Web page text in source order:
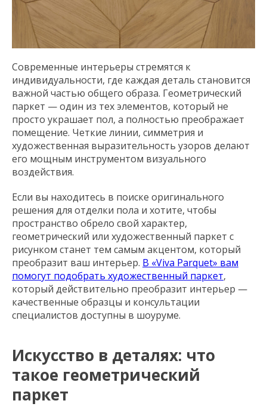
Современные интерьеры стремятся к
индивидуальности, где каждая деталь становится
важной частью общего образа. Геометрический
паркет — один из тех элементов, который не
просто украшает пол, а полностью преображает
помещение. Четкие линии, симметрия и
художественная выразительность узоров делают
его мощным инструментом визуального
воздействия.
Если вы находитесь в поиске оригинального
решения для отделки пола и хотите, чтобы
пространство обрело свой характер,
геометрический или художественный паркет с
рисунком станет тем самым акцентом, который
преобразит ваш интерьер. В «Viva Parquet» вам
помогут подобрать художественный паркет,
который действительно преобразит интерьер —
качественные образцы и консультации
специалистов доступны в шоуруме.
Искусство в деталях: что
такое геометрический
паркет